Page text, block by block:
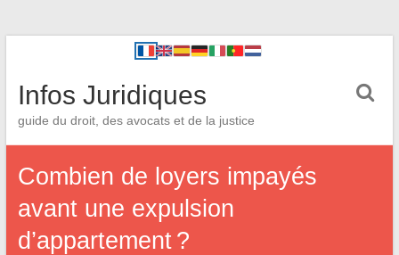
Infos Juridiques
guide du droit, des avocats et de la justice
Combien de loyers impayés
avant une expulsion
d’appartement ?